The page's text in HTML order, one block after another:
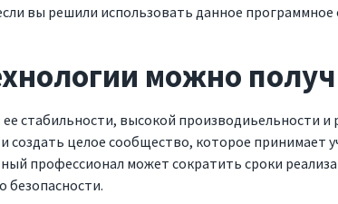
вы решили использовать данное
можно
стабильности, высокой производиьельности
целое сообщество, которое принимает
профессионал может сократить сроки
безопасности.